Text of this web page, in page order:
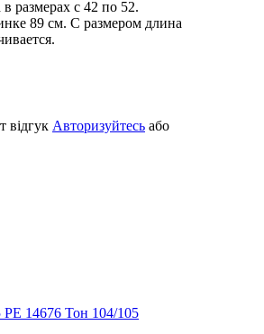
размерах с 42 по 52.
89 см. С размером длина
відгук Авторизуйтесь або